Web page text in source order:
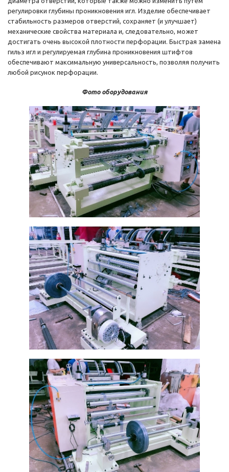
регулировки глубины проникновения игл. Изделие обеспечивает
стабильность размеров отверстий, сохраняет (и улучшает)
механические свойства материала и, следовательно, может
достигать очень высокой плотности перфорации. Быстрая замена
гильз игл и регулируемая глубина проникновения штифтов
обеспечивают максимальную универсальность, позволяя получить
любой рисунок перфорации.
Фото оборудования